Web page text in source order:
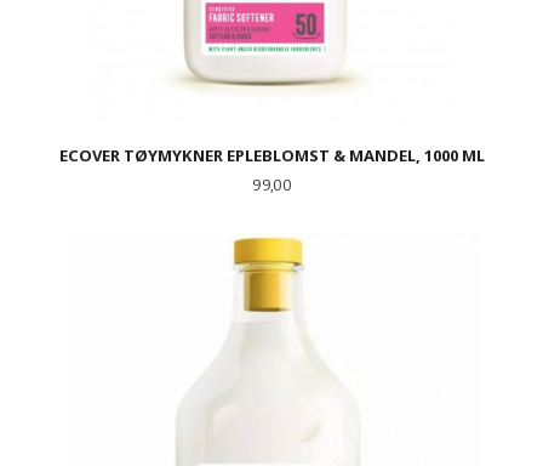
ECOVER TØYMYKNER EPLEBLOMST & MANDEL, 1000 ML
Pris
99,00